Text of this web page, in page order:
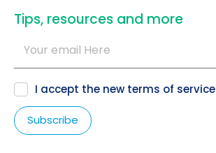
​Tips, resources and more
I accept the new terms of service